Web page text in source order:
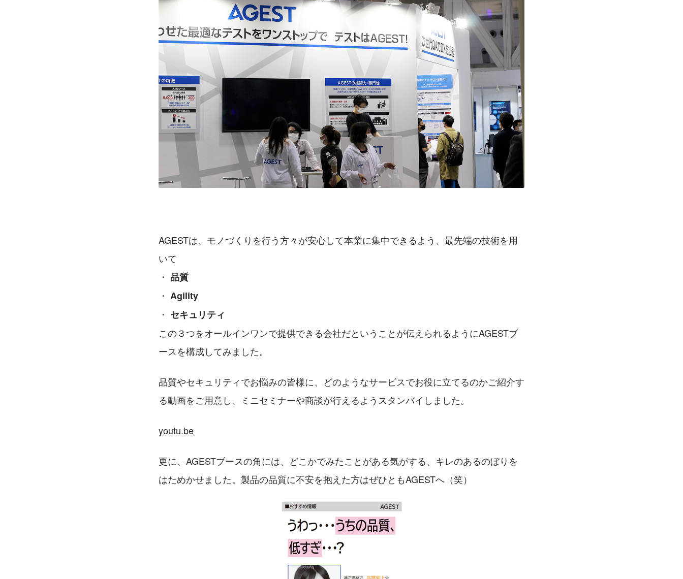
AGESTは、モノづくりを行う方々が安心して本業に集中できるよう、最先端の技術を用
いて
・ 品質
・ Agility
・ セキュリティ
この３つをオールインワンで提供できる会社だということが伝えられるようにAGESTブ
ースを構成してみました。
品質やセキュリティでお悩みの皆様に、どのようなサービスでお役に立てるのかご紹介す
る動画をご用意し、ミニセミナーや商談が行えるようスタンバイしました。
youtu.be
更に、AGESTブースの角には、どこかでみたことがある気がする、キレのあるのぼりを
はためかせました。製品の品質に不安を抱えた方はぜひともAGESTへ（笑）